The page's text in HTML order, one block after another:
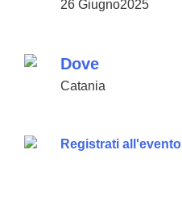
26 Giugno2025
Dove
Catania
Registrati all'evento